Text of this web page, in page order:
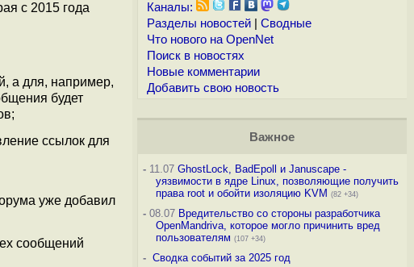
с 2015 года
а для, например,
будет
ссылок для
уже добавил
сообщений
Каналы:
Разделы новостей| Сводные
Что нового на OpenNet
Поиск в новостях
Новые комментарии
Добавить свою новость
Важное
-11.07 GhostLock, BadEpoll и Januscape -
уязвимости в ядре Linux, позволяющие получить
права root и обойти изоляцию KVM (82 +34)
-08.07 Вредительство со стороны разработчика
OpenMandriva, которое могло причинить вред
пользователям (107 +34)
- Сводка событий за 2025 год